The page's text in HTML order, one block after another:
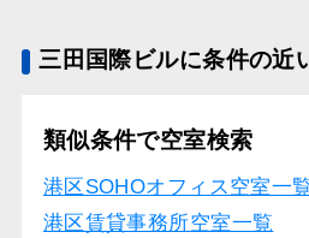
三田国際ビルに条件の近
類似条件で空室検索
港区SOHOオフィス空室一
港区賃貸事務所空室一覧